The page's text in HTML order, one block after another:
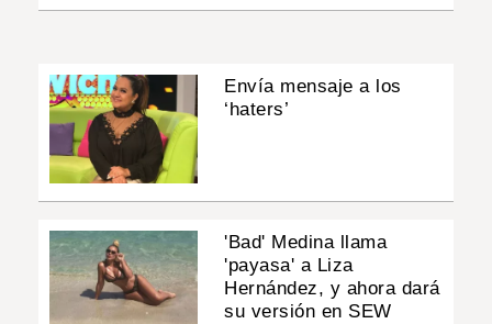
Envía mensaje a los
‘haters’
'Bad' Medina llama
'payasa' a Liza
Hernández, y ahora dará
su versión en SEW